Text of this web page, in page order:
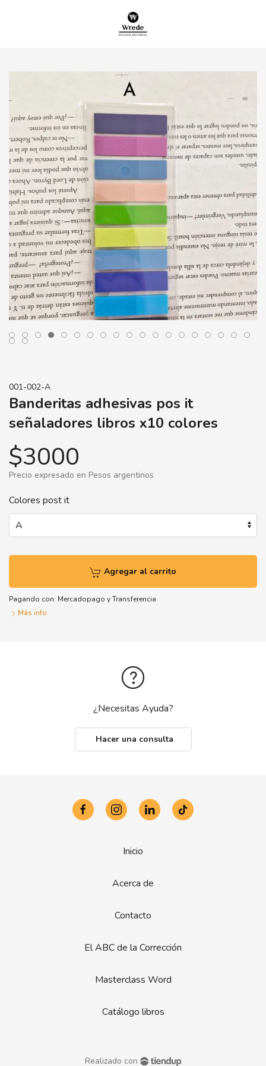
001-002-A
Banderitas adhesivas pos it
señaladores libros x10 colores
$3000
Precio expresado en Pesos argentinos
Colores post it
Agregar al carrito
Pagando con: Mercadopago yTransferencia
Más info
¿Necesitas Ayuda?
Hacer una consulta
Inicio
Acerca de
Contacto
El ABC de la Corrección
Masterclass Word
Catálogo libros
Realizado con